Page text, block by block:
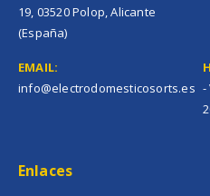
19, 03520 Polop, Alicante
(España)
EMAIL:
info@electrodomesticosorts.es -
Enlaces